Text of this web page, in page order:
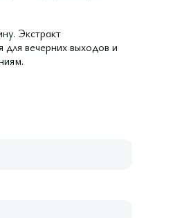
Экстракт
вечерних выходов и